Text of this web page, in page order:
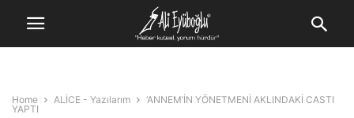
Home ALİCE - Yazılarım
‘ANNEM’İN YÖNETMENİ AKLINDAKİ CASTI
YAPTI